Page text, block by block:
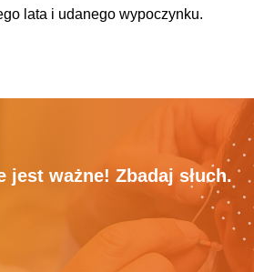
lata i udanego wypoczynku.
jest ważne! Zbadaj słuch.